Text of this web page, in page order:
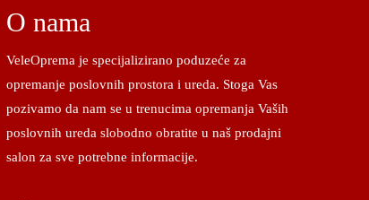
O nama
VeleOprema je specijalizirano poduzeće za
opremanje poslovnih prostora i ureda. Stoga Vas
pozivamo da nam se u trenucima opremanja Vaših
poslovnih ureda slobodno obratite u naš prodajni
salon za sve potrebne informacije.